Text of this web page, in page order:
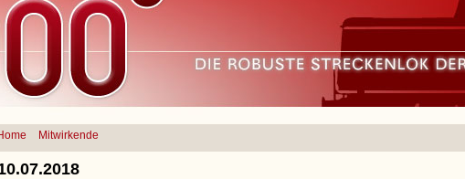
Mitwirkende